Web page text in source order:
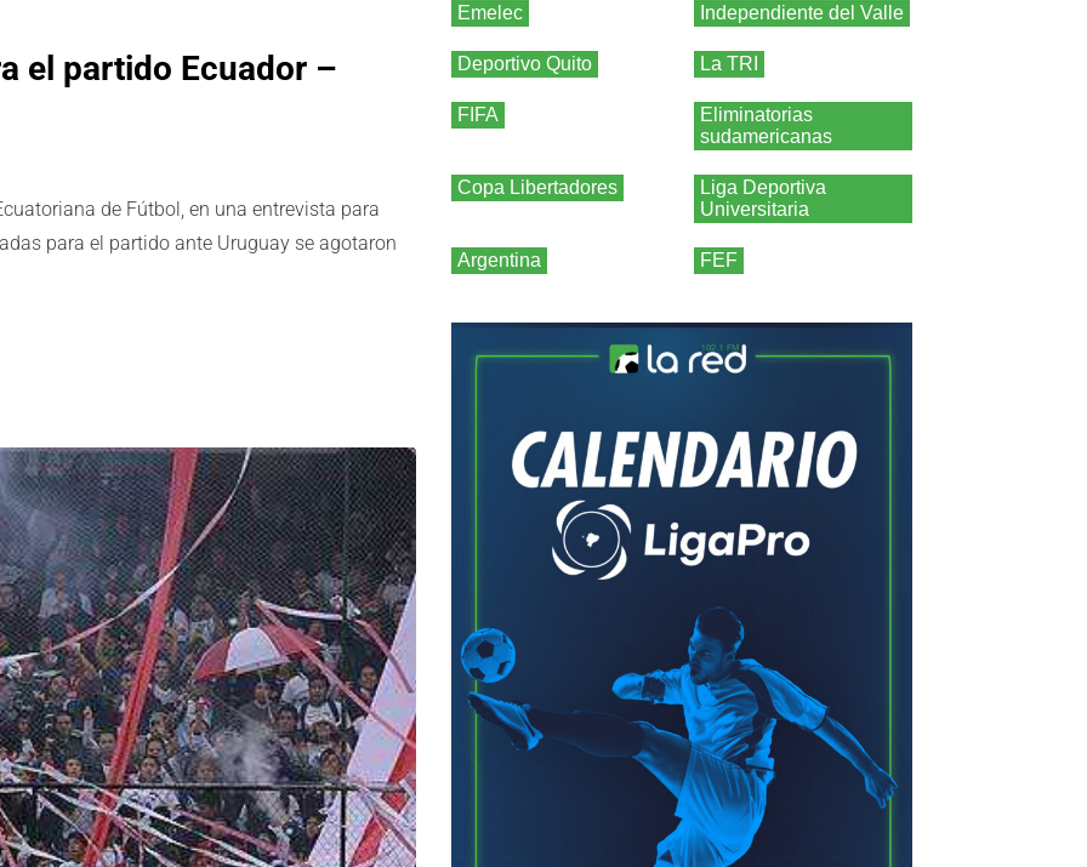
el partido Ecuador –
de Fútbol, en una entrevista para
para el partido ante Uruguay se agotaron
Emelec Independiente del Valle
Deportivo Quito La TRI
FIFA
Eliminatorias
sudamericanas
Copa Libertadores
Liga Deportiva
Universitaria
Argentina FEF